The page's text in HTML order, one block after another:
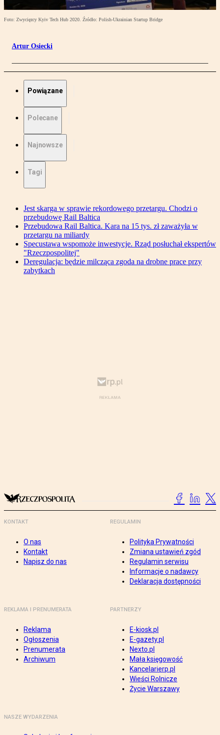
Foto: Zwycięzcy Kyiv Tech Hub 2020. Źródło: Polish-Ukrainian Startup Bridge
Artur Osiecki
Powiązane
Polecane
Najnowsze
Tagi
Jest skarga w sprawie rekordowego przetargu. Chodzi o
przebudowę Rail Baltica
Przebudowa Rail Baltica. Kara na 15 tys. zł zaważyła w
przetargu na miliardy
Specustawa wspomoże inwestycje. Rząd posłuchał ekspertów
"Rzeczpospolitej"
Deregulacja: będzie milcząca zgoda na drobne prace przy
zabytkach
KONTAKT
O nas
Kontakt
Napisz do nas
REGULAMIN
Polityka Prywatności
Zmiana ustawień zgód
Regulamin serwisu
Informacje o nadawcy
Deklaracja dostępności
REKLAMA I PRENUMERATA
Reklama
Ogłoszenia
Prenumerata
Archiwum
PARTNERZY
E-kiosk.pl
E-gazety.pl
Nexto.pl
Mała księgowość
Kancelarierp.pl
Wieści Rolnicze
Życie Warszawy
NASZE WYDARZENIA